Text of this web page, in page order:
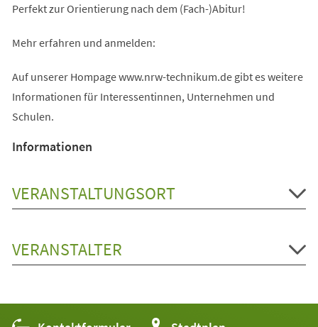
Perfekt zur Orientierung nach dem (Fach-)Abitur!
Mehr erfahren und anmelden:
Auf unserer Hompage www.nrw-technikum.de gibt es weitere
Informationen für Interessentinnen, Unternehmen und
Schulen.
Informationen
VERANSTALTUNGSORT
VERANSTALTER